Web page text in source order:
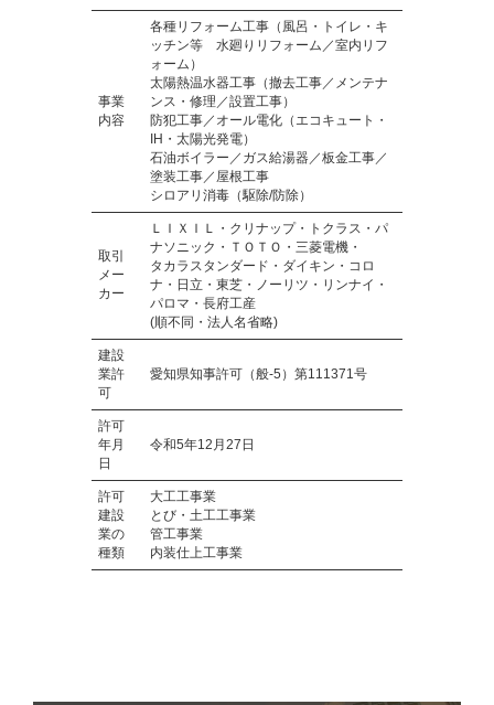
事業
内容
各種リフォーム工事（風呂・トイレ・キ
ッチン等 水廻りリフォーム／室内リフ
ォーム）
太陽熱温水器工事（撤去工事／メンテナ
ンス・修理／設置工事）
防犯工事／オール電化（エコキュート・
IH・太陽光発電）
石油ボイラー／ガス給湯器／板金工事／
塗装工事／屋根工事
シロアリ消毒（駆除/防除）
取引
メー
カー
ＬＩＸＩＬ・クリナップ・トクラス・パ
ナソニック・ＴＯＴＯ・三菱電機・
タカラスタンダード・ダイキン・コロ
ナ・日立・東芝・ノーリツ・リンナイ・
パロマ・長府工産
(順不同・法人名省略)
建設
業許
可
愛知県知事許可（般-5）第111371号
許可
年月
日
令和5年12月27日
許可
建設
業の
種類
大工工事業
とび・土工工事業
管工事業
内装仕上工事業